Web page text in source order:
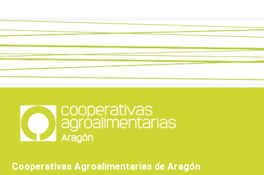
Cooperativas Agroalimentarias de Aragón